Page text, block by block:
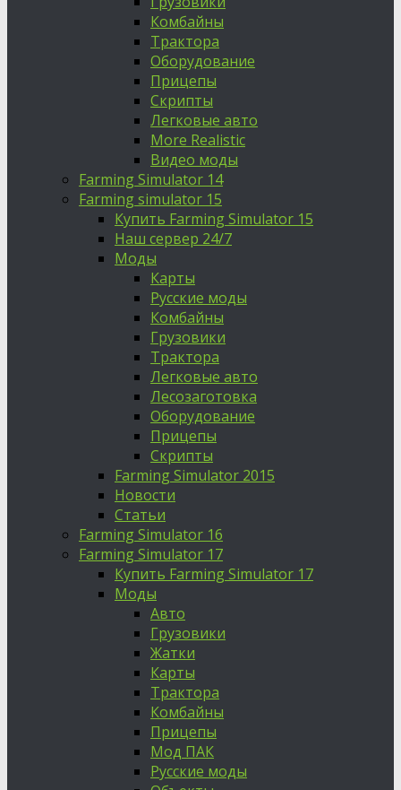
Комбайны
Трактора
Оборудование
Прицепы
Скрипты
Легковые авто
More Realistic
Видео моды
Farming Simulator 14
Farming simulator 15
Купить Farming Simulator 15
Наш сервер 24/7
Моды
Карты
Русские моды
Комбайны
Грузовики
Трактора
Легковые авто
Лесозаготовка
Оборудование
Прицепы
Скрипты
Farming Simulator 2015
Новости
Статьи
Farming Simulator 16
Farming Simulator 17
Купить Farming Simulator 17
Моды
Авто
Грузовики
Жатки
Карты
Трактора
Комбайны
Прицепы
Мод ПАК
Русские моды